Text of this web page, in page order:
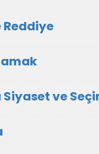
Reddiye
Siyaset ve